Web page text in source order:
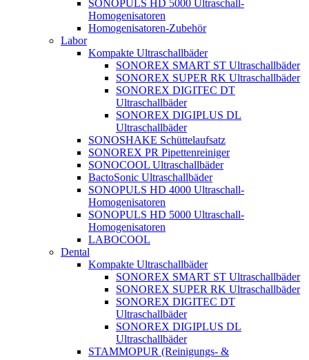
SONOPULS HD 5000 Ultraschall-
Homogenisatoren
Homogenisatoren-Zubehör
Labor
Kompakte Ultraschallbäder
SONOREX SMART ST Ultraschallbäder
SONOREX SUPER RK Ultraschallbäder
SONOREX DIGITEC DT
Ultraschallbäder
SONOREX DIGIPLUS DL
Ultraschallbäder
SONOSHAKE Schüttelaufsatz
SONOREX PR Pipettenreiniger
SONOCOOL Ultraschallbäder
BactoSonic Ultraschallbäder
SONOPULS HD 4000 Ultraschall-
Homogenisatoren
SONOPULS HD 5000 Ultraschall-
Homogenisatoren
LABOCOOL
Dental
Kompakte Ultraschallbäder
SONOREX SMART ST Ultraschallbäder
SONOREX SUPER RK Ultraschallbäder
SONOREX DIGITEC DT
Ultraschallbäder
SONOREX DIGIPLUS DL
Ultraschallbäder
STAMMOPUR (Reinigungs- &